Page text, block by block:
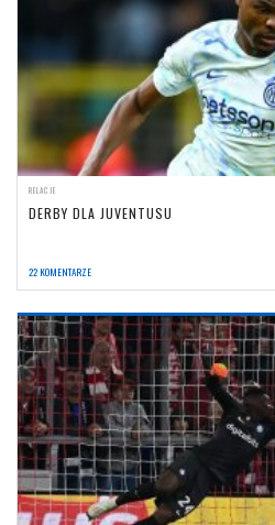
RELACJE
DERBY DLA JUVENTUSU
22 KOMENTARZE